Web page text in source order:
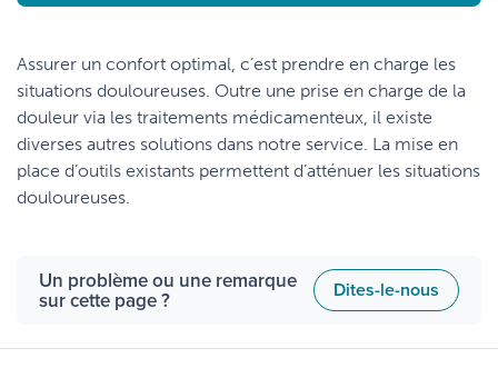
Assurer un confort optimal, c’est prendre en charge les
situations douloureuses. Outre une prise en charge de la
douleur via les traitements médicamenteux, il existe
diverses autres solutions dans notre service. La mise en
place d’outils existants permettent d’atténuer les situations
douloureuses.
Un problème ou une remarque
sur cette page ? Dites-le-nous